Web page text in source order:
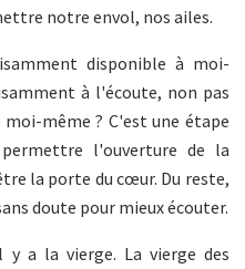
notre envol, nos ailes.
disponible à moi-
à l'écoute, non pas
même ? C'est une étape
l'ouverture de la
la porte du cœur. Du reste,
doute pour mieux écouter.
a la vierge. La vierge des